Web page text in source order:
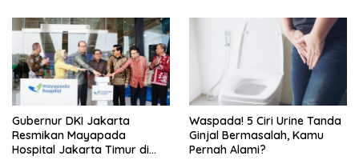
Gubernur DKI Jakarta
Resmikan Mayapada
Hospital Jakarta Timur di
Waspada! 5 Ciri Urine Tanda
Ginjal Bermasalah, Kamu
Pernah Alami?